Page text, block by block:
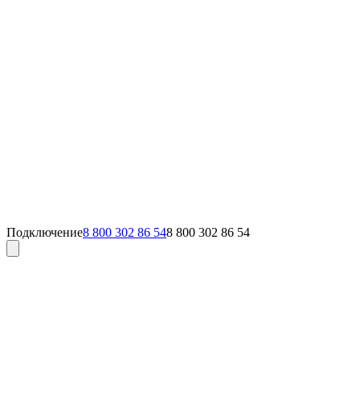
Подключение8 800 302 86 548 800 302 86 54